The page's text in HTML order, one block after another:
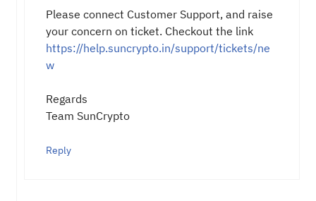
Please connect Customer Support, and raise
your concern on ticket. Checkout the link
https://help.suncrypto.in/support/tickets/ne
w
Regards
Team SunCrypto
Reply